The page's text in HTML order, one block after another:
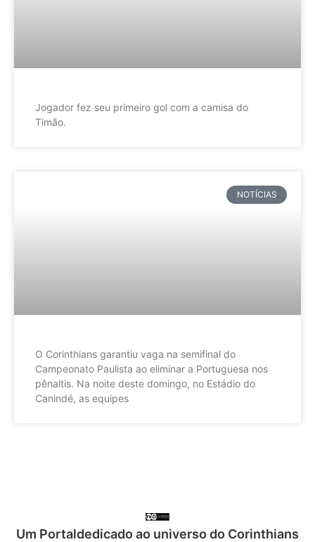
Jogador fez seu primeiro gol com a camisa do
Timão.
NOTÍCIAS
O Corinthians garantiu vaga na semifinal do
Campeonato Paulista ao eliminar a Portuguesa nos
pênaltis. Na noite deste domingo, no Estádio do
Canindé, as equipes
Um Portaldedicado ao universo do Corinthians